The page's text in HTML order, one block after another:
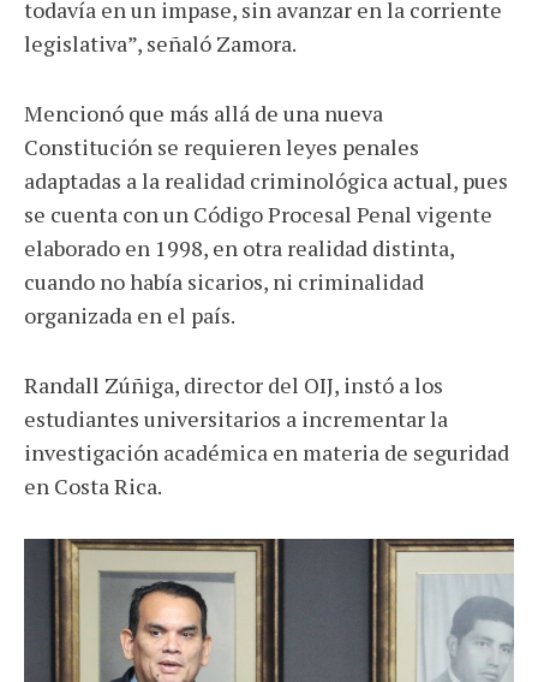
todavía en un impase, sin avanzar en la corriente
legislativa”, señaló Zamora.
Mencionó que más allá de una nueva
Constitución se requieren leyes penales
adaptadas a la realidad criminológica actual, pues
se cuenta con un Código Procesal Penal vigente
elaborado en 1998, en otra realidad distinta,
cuando no había sicarios, ni criminalidad
organizada en el país.
Randall Zúñiga, director del OIJ, instó a los
estudiantes universitarios a incrementar la
investigación académica en materia de seguridad
en Costa Rica.